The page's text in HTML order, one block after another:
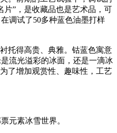
”，是收藏品也是艺术品，可
调试了50多种蓝色油墨打样
托得高贵、典雅。钴蓝色寓意
流光溢彩的冰面，还是一滴冰
了增加观赏性、趣味性，工艺
元素冰雪世界。